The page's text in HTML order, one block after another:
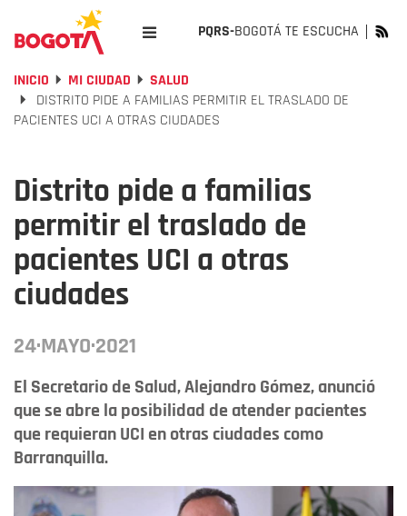
PQRS-BOGOTÁ TE ESCUCHA
INICIO MI CIUDAD
SALUD
DISTRITO PIDE A FAMILIAS PERMITIR EL TRASLADO DE
PACIENTES UCI A OTRAS CIUDADES
Distrito pide a familias
permitir el traslado de
pacientes UCI a otras
ciudades
24·MAYO·2021
El Secretario de Salud, Alejandro Gómez, anunció
que se abre la posibilidad de atender pacientes
que requieran UCI en otras ciudades como
Barranquilla.